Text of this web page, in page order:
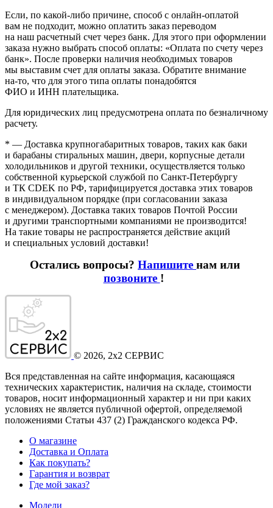
Если, по какой-либо причине, способ с онлайн-оплатой
вам не подходит, можно оплатить заказ переводом
на наш расчетный счет через банк. Для этого при оформлении
заказа нужно выбрать способ оплаты: «Оплата по счету через
банк». После проверки наличия необходимых товаров
мы выставим счет для оплаты заказа. Обратите внимание
на-то, что для этого типа оплаты понадобятся
ФИО и ИНН плательщика.
Для юридических лиц предусмотрена оплата по безналичному
расчету.
* — Доставка крупногабаритных товаров, таких как баки
и барабаны стиральных машин, двери, корпусные детали
холодильников и другой техники, осуществляется только
собственной курьерской службой по Санкт-Петербургу
и ТК CDEK по РФ, тарифицируется доставка этих товаров
в индивидуальном порядке (при согласовании заказа
с менеджером). Доставка таких товаров Почтой России
и другими транспортными компаниями не производится!
На такие товары не распространяется действие акций
и специальных условий доставки!
Остались вопросы? Напишите нам или
позвоните !
© 2026, 2x2 СЕРВИС
Вся представленная на сайте информация, касающаяся
технических характеристик, наличия на складе, стоимости
товаров, носит информационный характер и ни при каких
условиях не является публичной офертой, определяемой
положениями Статьи 437 (2) Гражданского кодекса РФ.
О магазине
Доставка и Оплата
Как покупать?
Гарантия и возврат
Где мой заказ?
Модели